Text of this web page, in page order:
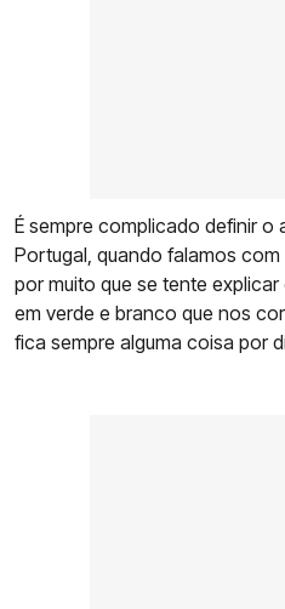
É sempre complicado definir o
Portugal, quando falamos
por muito que se tente
em verde e branco que nos
fica sempre alguma coisa por